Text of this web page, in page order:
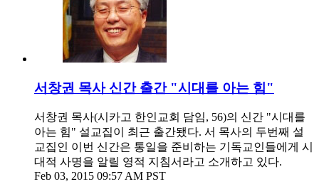
서창권 목사 신간 출간 "시대를 아는 힘"
서창권 목사(시카고 한인교회 담임, 56)의 신간 "시대를
아는 힘" 설교집이 최근 출간됐다. 서 목사의 두번째 설
교집인 이번 신간은 통일을 준비하는 기독교인들에게 시
대적 사명을 알릴 영적 지침서라고 소개하고 있다.
Feb 03, 2015 09:57 AM PST